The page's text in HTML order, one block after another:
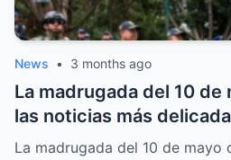
News • 3 months ago
La madrugada del 10 de
las noticias más
seguridad pública en la
La madrugada del 10 de mayo